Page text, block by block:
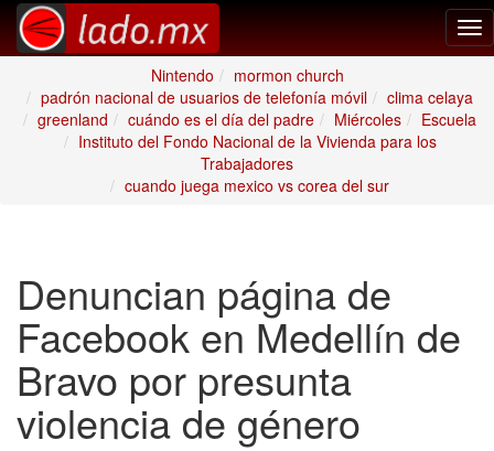
Nintendo
mormon church
padrón nacional de usuarios de telefonía móvil
clima celaya
greenland
cuándo es el día del padre Miércoles
Escuela
Instituto del Fondo Nacional de la Vivienda para los
Trabajadores
cuando juega mexico vs corea del sur
Denuncian página de
Facebook en Medellín de
Bravo por presunta
violencia de género